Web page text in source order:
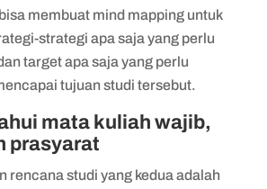
membuat mind mapping untuk
strategi apa saja yang perlu
target apa saja yang perlu
tujuan studi tersebut.
mata kuliah wajib,
prasyarat
rencana studi yang kedua adalah